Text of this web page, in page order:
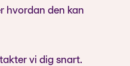
hvordan den kan
vi dig snart.